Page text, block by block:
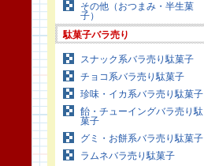
その他（おつまみ・半生菓
子）
駄菓子バラ売り
スナック系バラ売り駄菓子
チョコ系バラ売り駄菓子
珍味・イカ系バラ売り駄菓子
飴・チューイングバラ売り駄
菓子
グミ・お餅系バラ売り駄菓子
ラムネバラ売り駄菓子